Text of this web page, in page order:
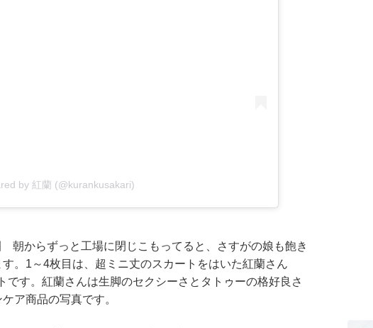
by 紅蘭 (@kurankusakari)
からずっと工場に閉じこもってると、さすがの娘も飽き
。1～4枚目は、超ミニ丈のスカートをはいた紅蘭さん
です。紅蘭さんは生脚のセクシーさとタトゥーの格好良さ
ア商品の写真です。